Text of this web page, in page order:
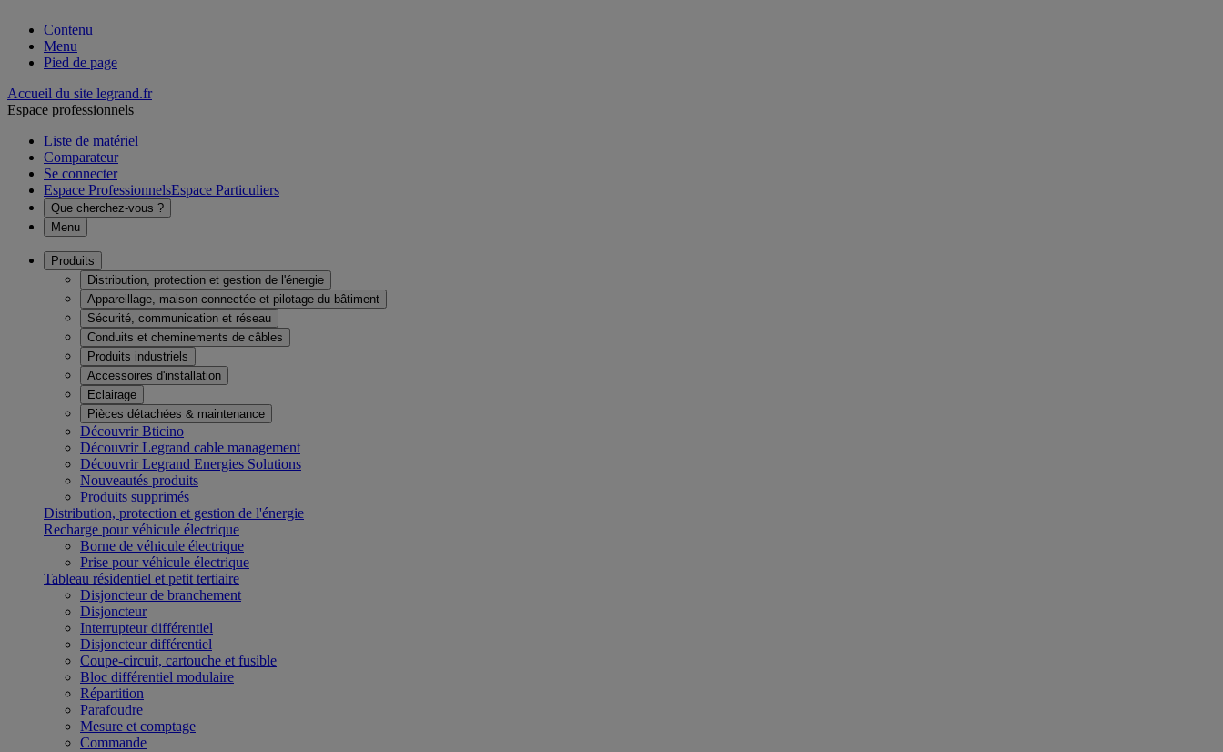
Contenu
Menu
Pied de page
Accueil du site legrand.fr
Espace professionnels
Liste de matériel
Comparateur
Se connecter
Espace ProfessionnelsEspace Particuliers
Que cherchez-vous ?
Menu
Produits
Distribution, protection et gestion de l'énergie
Appareillage, maison connectée et pilotage du bâtiment
Sécurité, communication et réseau
Conduits et cheminements de câbles
Produits industriels
Accessoires d'installation
Eclairage
Pièces détachées & maintenance
Découvrir Bticino
Découvrir Legrand cable management
Découvrir Legrand Energies Solutions
Nouveautés produits
Produits supprimés
Distribution, protection et gestion de l'énergie
Recharge pour véhicule électrique
Borne de véhicule électrique
Prise pour véhicule électrique
Tableau résidentiel et petit tertiaire
Disjoncteur de branchement
Disjoncteur
Interrupteur différentiel
Disjoncteur différentiel
Coupe-circuit, cartouche et fusible
Bloc différentiel modulaire
Répartition
Parafoudre
Mesure et comptage
Commande